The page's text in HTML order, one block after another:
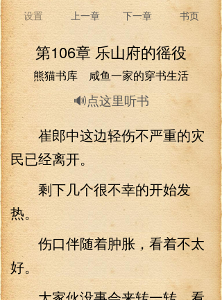
设置 上一章 下一章 书页
第106章 乐山府的徭役
熊猫书库 咸鱼一家的穿书生活
🔊点这里听书
崔郎中这边轻伤不严重的灾
民已经离开。
剩下几个很不幸的开始发
热。
伤口伴随着肿胀，看着不太
好。